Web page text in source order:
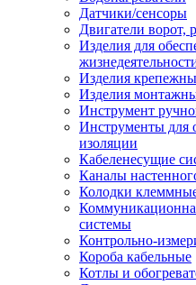
Датчики/сенсоры
Двигатели ворот,
Изделия для
Изделия
Изделия
Инструмент
Инструменты для
изоляции
Кабеленесущие
Каналы
Колодки
системы
Контрольно-
Короба кабельные
Котлы и